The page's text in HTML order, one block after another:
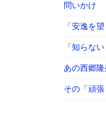
問いかけ
「安逸を
「知らな
あの西郷
その「頑